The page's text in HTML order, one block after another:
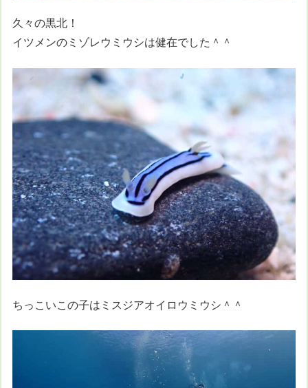
久々の黒北！
イツメンのミゾレウミウシは健在でした＾＾
ちっこいこの子はミスジアオイロウミウシ＾＾